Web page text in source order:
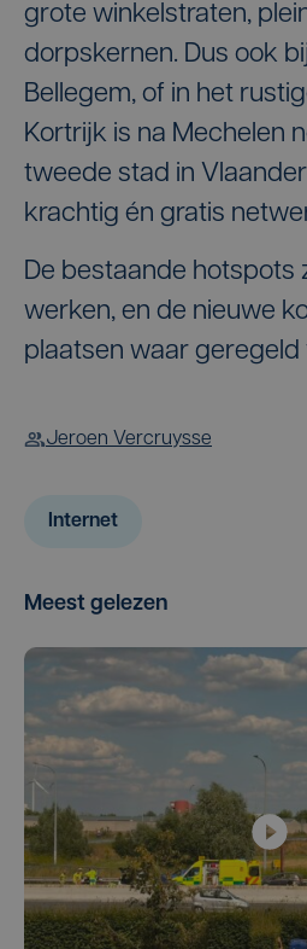
grote winkelstraten,
dorpskernen. Dus ook
Bellegem, of in het
Kortrijk is na Mechelen
tweede stad in
krachtig én gratis
De bestaande hotspots
werken, en de nieuwe
plaatsen waar geregeld
Jeroen Vercruysse
Internet
Meest gelezen